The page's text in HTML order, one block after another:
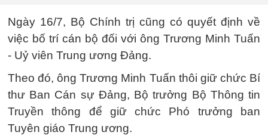
Ngày 16/7, Bộ Chính trị cũng có quyết định về
việc bố trí cán bộ đối với ông Trương Minh Tuấn
- Uỷ viên Trung ương Đảng.
Theo đó, ông Trương Minh Tuấn thôi giữ chức Bí
thư Ban Cán sự Đảng, Bộ trưởng Bộ Thông tin
Truyền thông để giữ chức Phó trưởng ban
Tuyên giáo Trung ương.